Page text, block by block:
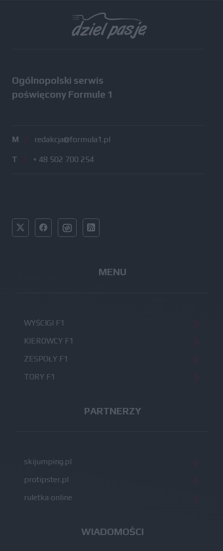
Ogólnopolski serwis
poświęcony Formule 1
M / redakcja@formula1.pl
T / + 48 502 700 254
MENU
WYŚCIGI F1
KIEROWCY F1
ZESPOŁY F1
TORY F1
PARTNERZY
skijumping.pl
protipster.pl
ruletka online
WIADOMOŚCI